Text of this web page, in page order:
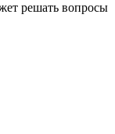
решать вопросы